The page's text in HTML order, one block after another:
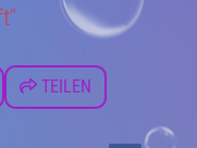
TEILEN